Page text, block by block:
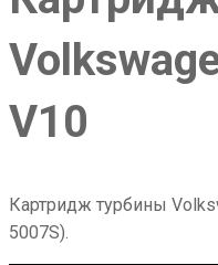
V10
Картридж турбины
5007S).